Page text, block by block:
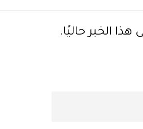
الخبر حاليًا.